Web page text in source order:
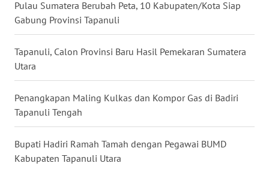
Pulau Sumatera Berubah Peta, 10 Kabupaten/Kota Siap
Gabung Provinsi Tapanuli
Tapanuli, Calon Provinsi Baru Hasil Pemekaran Sumatera
Utara
Penangkapan Maling Kulkas dan Kompor Gas di Badiri
Tapanuli Tengah
Bupati Hadiri Ramah Tamah dengan Pegawai BUMD
Kabupaten Tapanuli Utara
WN
MALUT
WN
DANAU
TOBA
WN
NIAS